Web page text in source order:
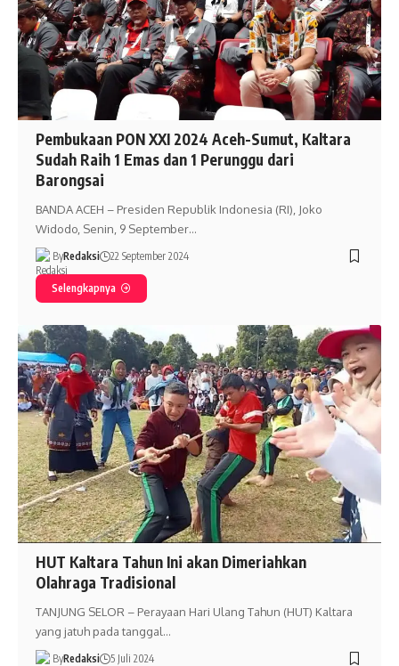
Pembukaan PON XXI 2024 Aceh-Sumut, Kaltara
Sudah Raih 1 Emas dan 1 Perunggu dari
Barongsai
BANDA ACEH – Presiden Republik Indonesia (RI), Joko
Widodo, Senin, 9 September…
ByRedaksi 22 September 2024
Selengkapnya
HUT Kaltara Tahun Ini akan Dimeriahkan
Olahraga Tradisional
TANJUNG SELOR – Perayaan Hari Ulang Tahun (HUT) Kaltara
yang jatuh pada tanggal…
ByRedaksi 5 Juli 2024